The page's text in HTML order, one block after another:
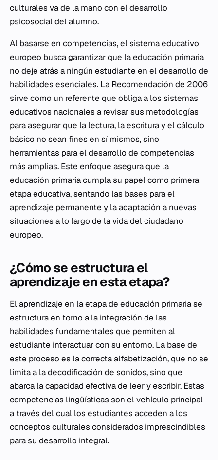
culturales va de la mano con el desarrollo
psicosocial del alumno.
Al basarse en competencias, el sistema educativo
europeo busca garantizar que la educación primaria
no deje atrás a ningún estudiante en el desarrollo de
habilidades esenciales. La Recomendación de 2006
sirve como un referente que obliga a los sistemas
educativos nacionales a revisar sus metodologías
para asegurar que la lectura, la escritura y el cálculo
básico no sean fines en sí mismos, sino
herramientas para el desarrollo de competencias
más amplias. Este enfoque asegura que la
educación primaria cumpla su papel como primera
etapa educativa, sentando las bases para el
aprendizaje permanente y la adaptación a nuevas
situaciones a lo largo de la vida del ciudadano
europeo.
¿Cómo se estructura el
aprendizaje en esta etapa?
El aprendizaje en la etapa de educación primaria se
estructura en torno a la integración de las
habilidades fundamentales que permiten al
estudiante interactuar con su entorno. La base de
este proceso es la correcta alfabetización, que no se
limita a la decodificación de sonidos, sino que
abarca la capacidad efectiva de leer y escribir. Estas
competencias lingüísticas son el vehículo principal
a través del cual los estudiantes acceden a los
conceptos culturales considerados imprescindibles
para su desarrollo integral.